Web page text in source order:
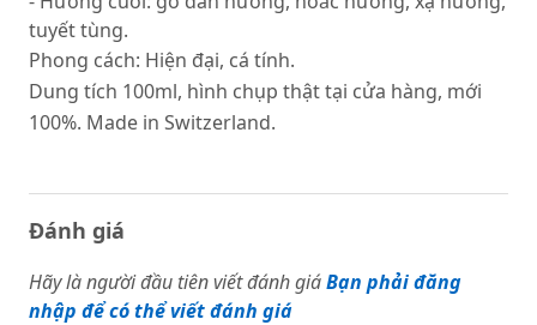
tuyết tùng.
Phong cách: Hiện đại, cá tính.
Dung tích 100ml, hình chụp thật tại cửa hàng, mới
100%. Made in Switzerland.
Đánh giá
Hãy là người đầu tiên viết đánh giáBạn phải đăng
nhập để có thể viết đánh giá